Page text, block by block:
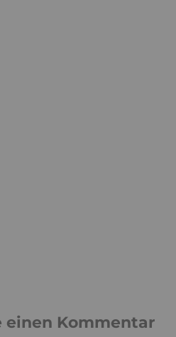
einen Kommentar